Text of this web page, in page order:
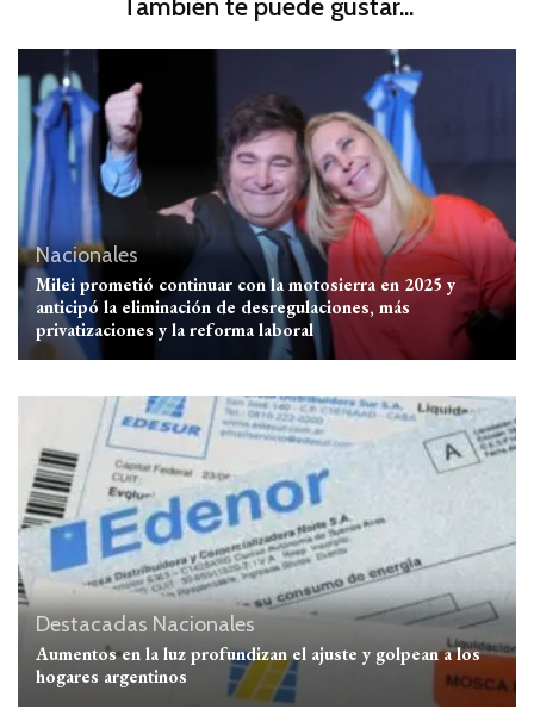
También te puede gustar...
Nacionales
Milei prometió continuar con la motosierra en 2025 y
anticipó la eliminación de desregulaciones, más
privatizaciones y la reforma laboral
Destacadas Nacionales
Aumentos en la luz profundizan el ajuste y golpean a los
hogares argentinos